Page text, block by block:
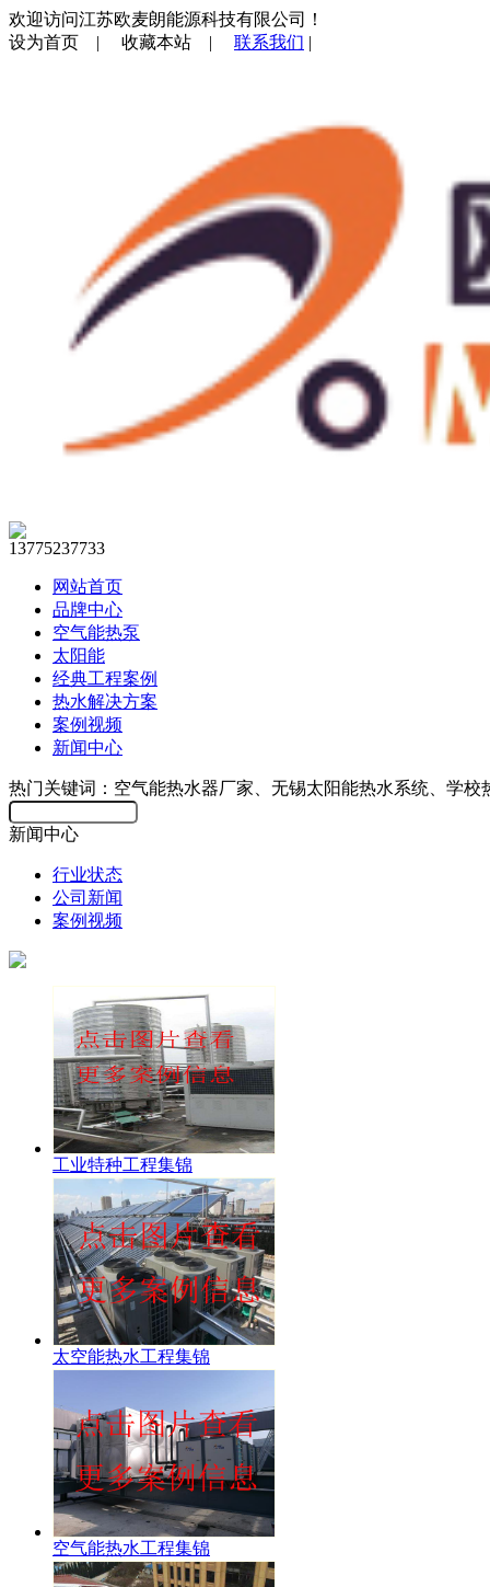
欢迎访问江苏欧麦朗能源科技有限公司！
设为首页 | 收藏本站 | 联系我们 |
13775237733
网站首页
品牌中心
空气能热泵
太阳能
经典工程案例
热水解决方案
案例视频
新闻中心
热门关键词：空气能热水器厂家、无锡太阳能热水系统、学校
新闻中心
行业状态
公司新闻
案例视频
工业特种工程集锦
太空能热水工程集锦
空气能热水工程集锦